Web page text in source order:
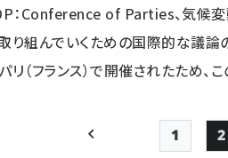
：Conference of Parties、気候
り組んでいくための国際的な議
リ（フランス）で開催されたため
Page
1
2